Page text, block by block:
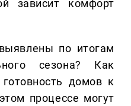
зависит комфорт
по итогам
сезона? Как
домов к
процессе могут